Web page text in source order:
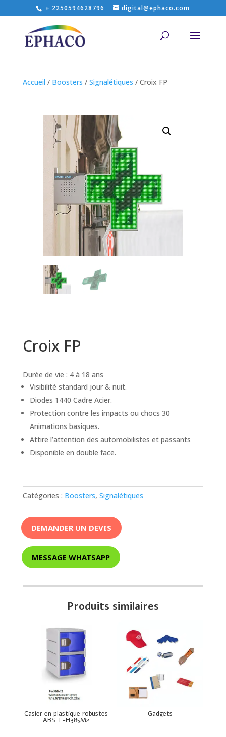
+ 2250594628796 digital@ephaco.com
Accueil / Boosters / Signalétiques / Croix FP
Croix FP
Durée de vie : 4 à 18 ans
Visibilité standard jour & nuit.
Diodes 1440 Cadre Acier.
Protection contre les impacts ou chocs 30
Animations basiques.
Attire l’attention des automobilistes et passants
Disponible en double face.
Catégories : Boosters, Signalétiques
DEMANDER UN DEVIS
MESSAGE WHATSAPP
Produits similaires
Casier en plastique robustes
ABS T-H385M2
Gadgets